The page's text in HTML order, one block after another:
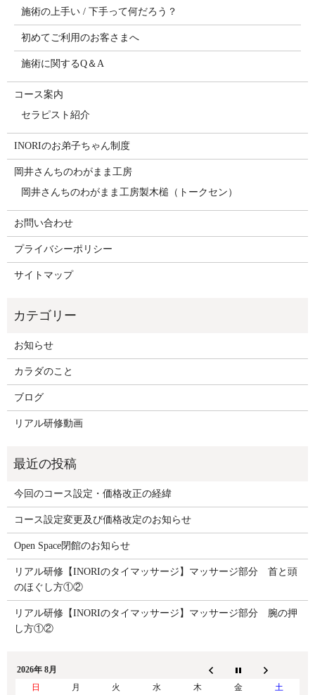
施術の上手い / 下手って何だろう？
初めてご利用のお客さまへ
施術に関するQ＆A
コース案内
セラピスト紹介
INORIのお弟子ちゃん制度
岡井さんちのわがまま工房
岡井さんちのわがまま工房製木槌（トークセン）
お問い合わせ
プライバシーポリシー
サイトマップ
お知らせ
カラダのこと
ブログ
リアル研修動画
今回のコース設定・価格改正の経緯
コース設定変更及び価格改定のお知らせ
Open Space閉館のお知らせ
リアル研修【INORIのタイマッサージ】マッサージ部分 首と頭
のほぐし方①②
リアル研修【INORIのタイマッサージ】マッサージ部分 腕の押
し方①②
2026年 8月
日
月 火 水 木 金 土